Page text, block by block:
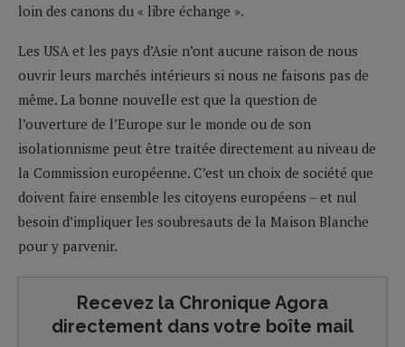
loin des canons du « libre échange ».
Les USA et les pays d’Asie n’ont aucune raison de nous
ouvrir leurs marchés intérieurs si nous ne faisons pas de
même. La bonne nouvelle est que la question de
l’ouverture de l’Europe sur le monde ou de son
isolationnisme peut être traitée directement au niveau de
la Commission européenne. C’est un choix de société que
doivent faire ensemble les citoyens européens – et nul
besoin d’impliquer les soubresauts de la Maison Blanche
pour y parvenir.
Recevez la Chronique Agora
directement dans votre boîte mail